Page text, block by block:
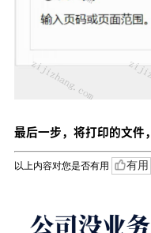
最后一步，将打印的文件
以上内容对您是否有用 有用